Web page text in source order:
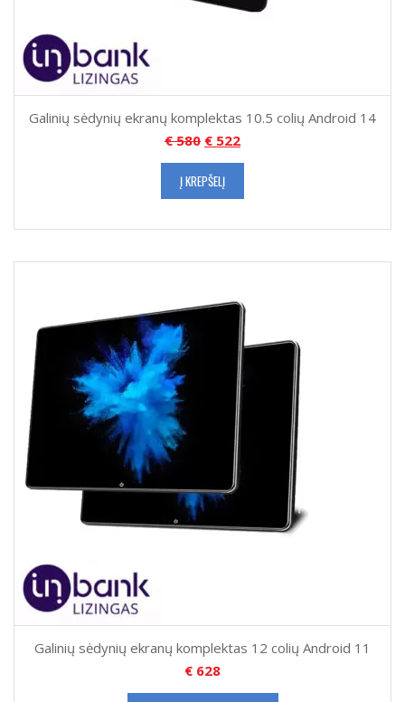
Galinių sėdynių ekranų komplektas 10.5 colių Android 14
€580 € 522
Į KREPŠELĮ
Galinių sėdynių ekranų komplektas 12 colių Android 11
€ 628